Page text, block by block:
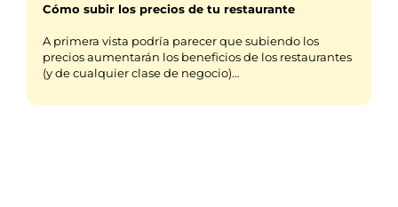
Cómo subir los precios de tu restaurante
A primera vista podría parecer que subiendo los
precios aumentarán los beneficios de los restaurantes
(y de cualquier clase de negocio)…